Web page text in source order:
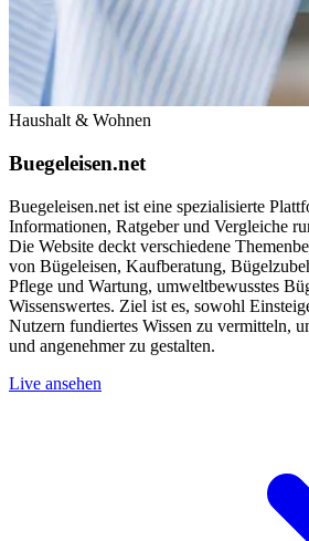
Haushalt & Wohnen
Buegeleisen.net
Buegeleisen.net ist eine spezialisierte
Informationen, Ratgeber und Vergleiche
Die Website deckt verschiedene
von Bügeleisen, Kaufberatung,
Pflege und Wartung, umweltbewusstes
Wissenswertes. Ziel ist es, sowohl
Nutzern fundiertes Wissen zu vermitteln,
und angenehmer zu gestalten.
Live ansehen